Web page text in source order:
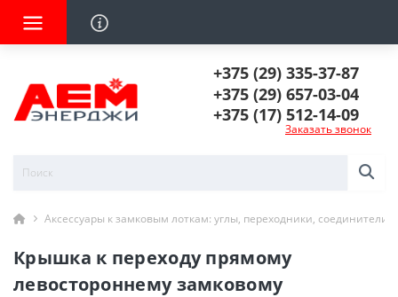
+375 (29) 335-37-87
+375 (29) 657-03-04
+375 (17) 512-14-09
Заказать звонок
Аксессуары к замковым лоткам: углы, переходники, соединители
Крышка к переходу прямому
левостороннему замковому